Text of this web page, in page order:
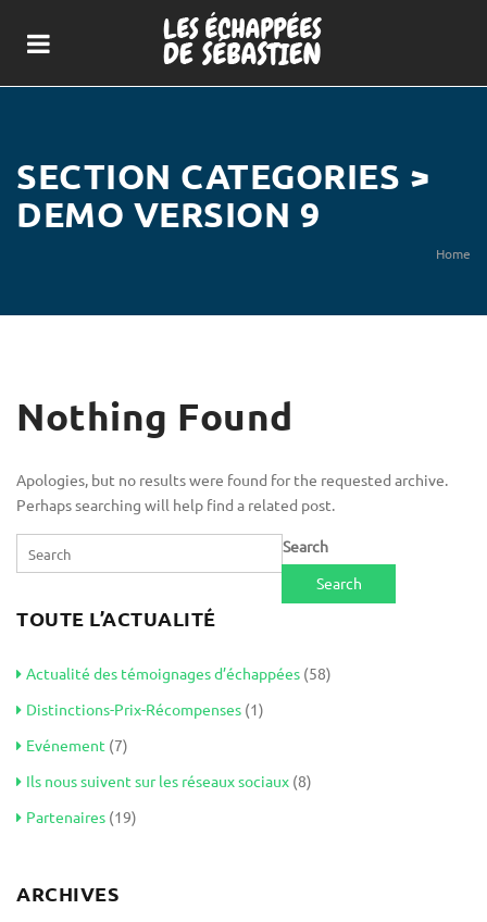
SECTION CATEGORIES >
DEMO VERSION 9
Home
Nothing Found
Apologies, but no results were found for the requested archive.
Perhaps searching will help find a related post.
Search
TOUTE L’ACTUALITÉ
Actualité des témoignages d’échappées (58)
Distinctions-Prix-Récompenses (1)
Evénement (7)
Ils nous suivent sur les réseaux sociaux (8)
Partenaires (19)
ARCHIVES